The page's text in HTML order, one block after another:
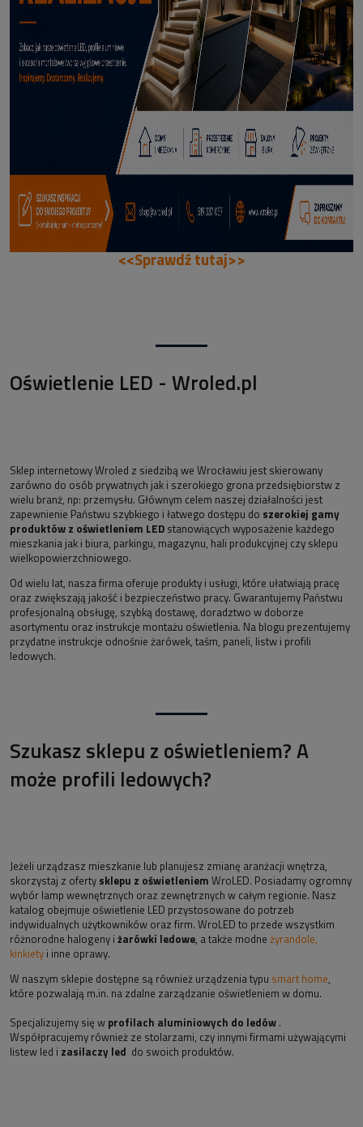
66,99 zł
DODAJ DO KOSZYKA
<<Sprawdź tutaj>>
Oświetlenie LED - Wroled.pl
Sklep internetowy Wroled z siedzibą we Wrocławiu jest skierowany
zarówno do osób prywatnych jak i szerokiego grona przedsiębiorstw z
wielu branż, np: przemysłu. Głównym celem naszej działalności jest
zapewnienie Państwu szybkiego i łatwego dostępu do szerokiej gamy
produktów z oświetleniem LED stanowiących wyposażenie każdego
mieszkania jak i biura, parkingu, magazynu, hali produkcyjnej czy sklepu
wielkopowierzchniowego.
Od wielu lat, nasza firma oferuje produkty i usługi, które ułatwiają pracę
oraz zwiększają jakość i bezpieczeństwo pracy. Gwarantujemy Państwu
profesjonalną obsługę, szybką dostawę, doradztwo w doborze
asortymentu oraz instrukcje montażu oświetlenia. Na blogu prezentujemy
przydatne instrukcje odnośnie żarówek, taśm, paneli, listw i profili
ledowych.
Szukasz sklepu z oświetleniem? A
może profili ledowych?
Jeżeli urządzasz mieszkanie lub planujesz zmianę aranżacji wnętrza,
skorzystaj z oferty sklepu z oświetleniem WroLED. Posiadamy ogromny
wybór lamp wewnętrznych oraz zewnętrznych w całym regionie. Nasz
katalog obejmuje oświetlenie LED przystosowane do potrzeb
indywidualnych użytkowników oraz firm. WroLED to przede wszystkim
różnorodne halogeny i żarówki ledowe, a także modne żyrandole,
kinkiety i inne oprawy.
W naszym sklepie dostępne są również urządzenia typu smart home,
które pozwalają m.in. na zdalne zarządzanie oświetleniem w domu.
Specjalizujemy się w profilach aluminiowych do ledów .
Współpracujemy również ze stolarzami, czy innymi firmami używającymi
listew led i zasilaczy led do swoich produktów.